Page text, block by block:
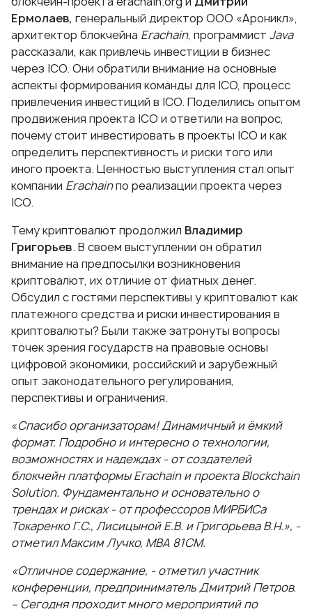
Ермолаев, генеральный директор ООО «Ароникл»,
архитектор блокчейна Erachain, программист Java
рассказали, как привлечь инвестиции в бизнес
через ICO. Они обратили внимание на основные
аспекты формирования команды для ICO, процесс
привлечения инвестиций в ICO. Поделились опытом
продвижения проекта ICO и ответили на вопрос,
почему стоит инвестировать в проекты ICO и как
определить перспективность и риски того или
иного проекта. Ценностью выступления стал опыт
компании Еrachainпо реализации проекта через
ICO.
Тему криптовалют продолжил Владимир
Григорьев. В своем выступлении он обратил
внимание на предпосылки возникновения
криптовалют, их отличие от фиатных денег.
Обсудил с гостями перспективы у криптовалют как
платежного средства и риски инвестирования в
криптовалюты? Были также затронуты вопросы
точек зрения государств на правовые основы
цифровой экономики, российский и зарубежный
опыт законодательного регулирования,
перспективы и ограничения.
«Спасибо организаторам! Динамичный и ёмкий
формат. Подробно и интересно о технологии,
возможностях и надеждах - от создателей
блокчейн платформы Erachain и проекта Blockchain
Solution. Фундаментально и основательно о
трендах и рисках - от профессоров МИРБИСа
Токаренко Г.С., Лисицыной Е.В. и Григорьева В.Н.», -
отметил Максим Лучко, МВА 81СМ.
«Отличное содержание, - отметил участник
конференции, предприниматель Дмитрий Петров.
– Сегодня проходит много мероприятий по